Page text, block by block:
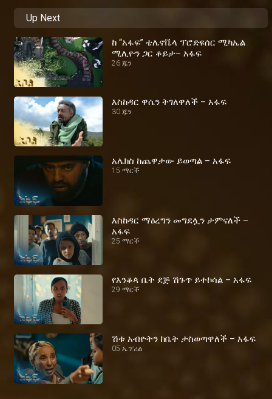
Up Next
ከ “አፋፍ” ቴሌኖቬላ ፕሮድዩሰር ሚካኤል
ሚሊዮን ጋር ቆይታ– አፋፍ
26 ጁን
እስከዳር ዋሴን ትገለዋለች – አፋፍ
30 ጁን
አሌክስ ከጨዋታው ይወጣል – አፋፍ
15 ማርች
እስከዳር ማዕረግን መግደሏን ታምናለች –
አፋፍ
25 ማርች
የእንቆጳ ቤት ደጅ ሽጉጥ ይተኮሳል – አፋፍ
29 ማርች
ሽቱ አብዮትን ከቤት ታስወጣዋለች – አፋፍ
05 ኤፕሪል